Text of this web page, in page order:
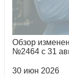
Обзор
№2464 с 31
30 июн 2026